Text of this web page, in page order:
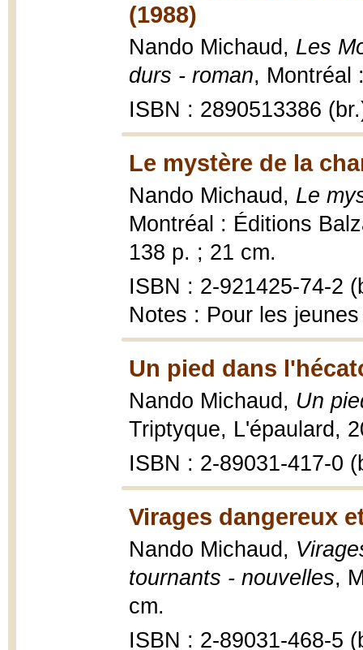
(1988)
Nando Michaud, Les
durs - roman, Montréal
ISBN : 2890513386
Le mystère de la
Nando Michaud, Le
Montréal : Éditions
138 p. ; 21 cm.
ISBN : 2-921425-74-2
Notes : Pour les jeunes
Un pied dans
Nando Michaud, Un
Triptyque, L'épaulard,
ISBN : 2-89031-417-0
Virages dangereux
Nando Michaud,
tournants - nouvelles,
cm.
ISBN : 2-89031-468-5